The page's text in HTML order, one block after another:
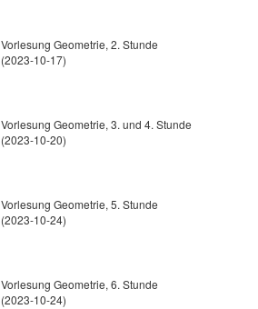
Vorlesung Geometrie, 2. Stunde
(2023-10-17)
Vorlesung Geometrie, 3. und 4. Stunde
(2023-10-20)
Vorlesung Geometrie, 5. Stunde
(2023-10-24)
Vorlesung Geometrie, 6. Stunde
(2023-10-24)